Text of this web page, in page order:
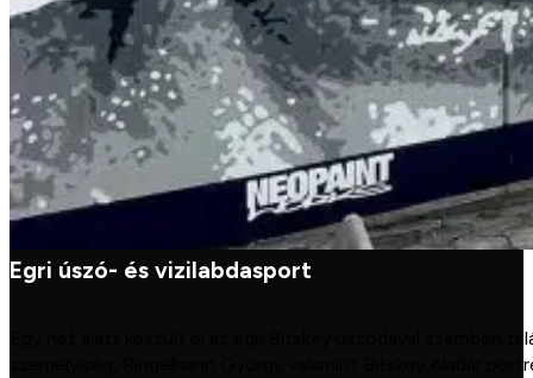
Egri úszó- és vizilabdasport
Egy hét alatt készült el az egri Bitskey uszodával szemben
személyiség, Ringelhann György valamint Bitskey Aladár